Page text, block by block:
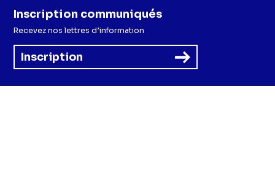
Facebook
X
Inscription communiqués
Recevez nos lettres d’information
Inscription